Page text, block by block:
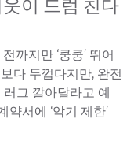
웃이 드럼 친다
까지만 ‘쿵쿵’ 뛰어
다 두껍다지만, 완전
그 깔아달라고 예
서에 ‘악기 제한’